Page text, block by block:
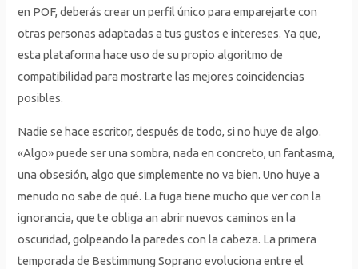
en POF, deberás crear un perfil único para emparejarte con
otras personas adaptadas a tus gustos e intereses. Ya que,
esta plataforma hace uso de su propio algoritmo de
compatibilidad para mostrarte las mejores coincidencias
posibles.
Nadie se hace escritor, después de todo, si no huye de algo.
«Algo» puede ser una sombra, nada en concreto, un fantasma,
una obsesión, algo que simplemente no va bien. Uno huye a
menudo no sabe de qué. La fuga tiene mucho que ver con la
ignorancia, que te obliga an abrir nuevos caminos en la
oscuridad, golpeando la paredes con la cabeza. La primera
temporada de Bestimmung Soprano evoluciona entre el